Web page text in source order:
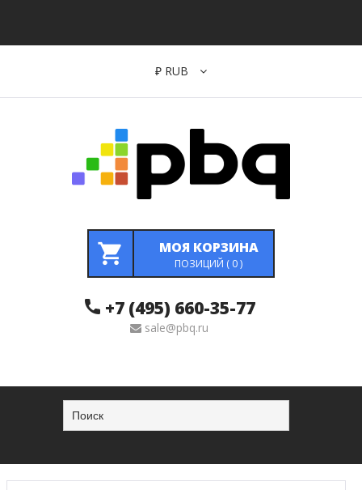
₽ RUB
МОЯ КОРЗИНА
ПОЗИЦИЙ ( 0)
+7 (495) 660-35-77
sale@pbq.ru